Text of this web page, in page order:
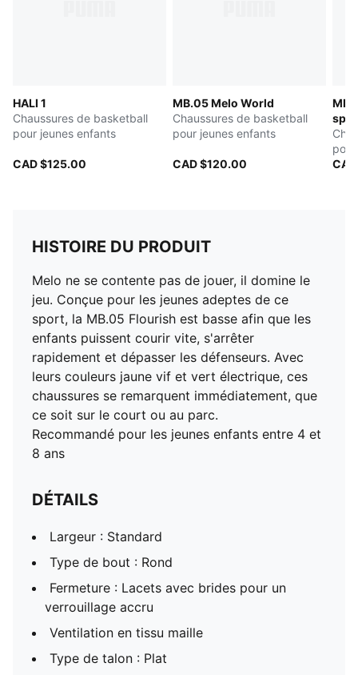
HALI 1
Chaussures de basketball
pour jeunes enfants
CAD $125.00
MB.05 Melo World
Chaussures de basketball
pour jeunes enfants
CAD $120.00
HISTOIRE DU PRODUIT
Melo ne se contente pas de jouer, il domine le
jeu. Conçue pour les jeunes adeptes de ce
sport, la MB.05 Flourish est basse afin que les
enfants puissent courir vite, s'arrêter
rapidement et dépasser les défenseurs. Avec
leurs couleurs jaune vif et vert électrique, ces
chaussures se remarquent immédiatement, que
ce soit sur le court ou au parc.
Recommandé pour les jeunes enfants entre 4 et
8 ans
DÉTAILS
Largeur : Standard
Type de bout : Rond
Fermeture : Lacets avec brides pour un
verrouillage accru
Ventilation en tissu maille
Type de talon : Plat